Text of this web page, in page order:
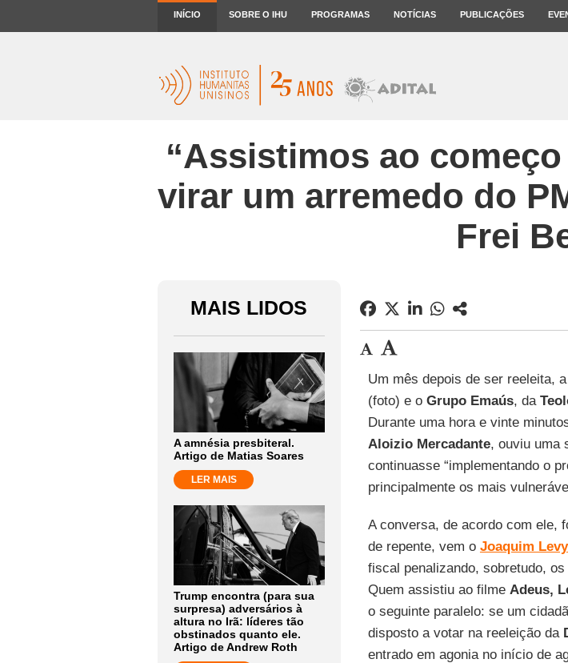
INÍCIO SOBRE O IHU PROGRAMAS NOTÍCIAS PUBLICAÇÕES
“Assistimos ao
virar um arremedo do
Frei
MAIS LIDOS
A amnésia presbiteral.
Artigo de Matias Soares
LER MAIS
Trump encontra (para sua
surpresa) adversários à
altura no Irã: líderes tão
obstinados quanto ele.
Artigo de Andrew Roth
Um mês depois de ser reeleita,
(foto) e o Grupo Emaús, da
Durante uma hora e vinte
Aloizio Mercadante, ouviu uma
continuasse “implementando o
principalmente os mais
A conversa, de acordo com ele,
de repente, vem o Joaquim Levy
fiscal penalizando, sobretudo,
Quem assistiu ao filme Adeus,
o seguinte paralelo: se um
disposto a votar na reeleição da
entrado em agonia no início de